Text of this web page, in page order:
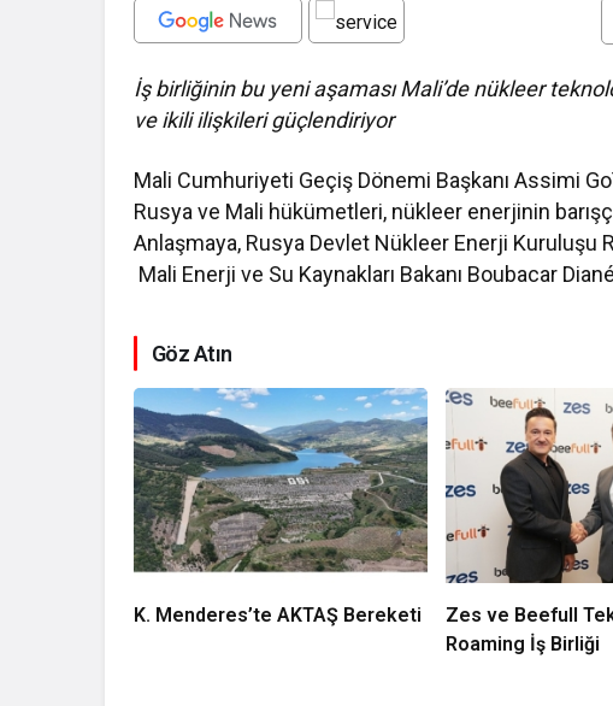
İş birliğinin bu yeni aşaması Mali’de nükleer
ve ikili ilişkileri güçlendiriyor
Mali Cumhuriyeti Geçiş Dönemi Başkanı Assimi
Rusya ve Mali hükümetleri, nükleer enerjinin
Anlaşmaya, Rusya Devlet Nükleer Enerji
Mali Enerji ve Su Kaynakları Bakanı Boubacar
Göz Atın
K. Menderes’te AKTAŞ Bereketi
Zes ve Beefull
Roaming İş Birliği